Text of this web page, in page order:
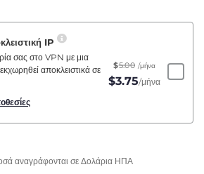
IP
σας στο VPN με μια
αποκλειστικά σε
$5.00 /μήνα
$3.75/μήνα
αναγράφονται σε Δολάρια ΗΠΑ